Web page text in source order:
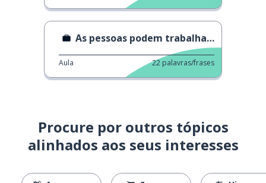
As pessoas podem trabalhar duro
Aula 22 palavras/frases
Procure por outros tópicos
alinhados aos seus interesses